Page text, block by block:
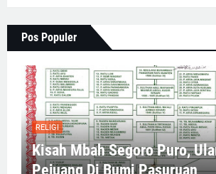
Pos Populer
RELIGI
Kisah Mbah Segoro Puro,
Pejuang Di Bumi Pasuruan